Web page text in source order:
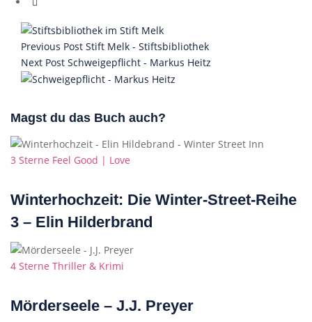
Previous Post Stift Melk - Stiftsbibliothek
Next Post Schweigepflicht - Markus Heitz
Magst du das Buch auch?
Categories
3 Sterne Feel Good | Love
Winterhochzeit: Die Winter-Street-Reihe
3 – Elin Hilderbrand
Categories
4 Sterne Thriller & Krimi
Mörderseele – J.J. Preyer